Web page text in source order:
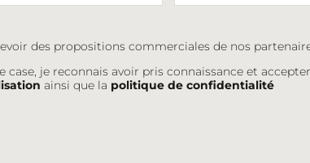
des propositions commerciales de nos
case, je reconnais avoir pris connaissance et
ainsi que la politique de confidentialité